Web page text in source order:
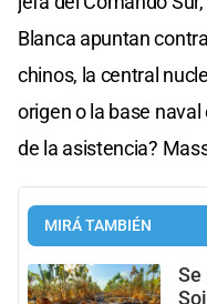
Blanca apuntan
chinos, la central
origen o la base
de la asistencia?
MIRÁ TAMBIÉN
Se